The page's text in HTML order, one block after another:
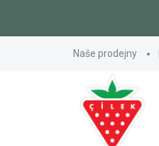
Naše prodejny